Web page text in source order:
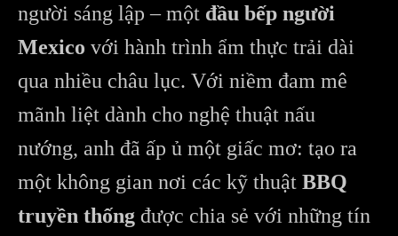
người sáng lập – một đầu bếp người
Mexico với hành trình ẩm thực trải dài
qua nhiều châu lục. Với niềm đam mê
mãnh liệt dành cho nghệ thuật nấu
nướng, anh đã ấp ủ một giấc mơ: tạo ra
một không gian nơi các kỹ thuật BBQ
truyền thống được chia sẻ với những tín